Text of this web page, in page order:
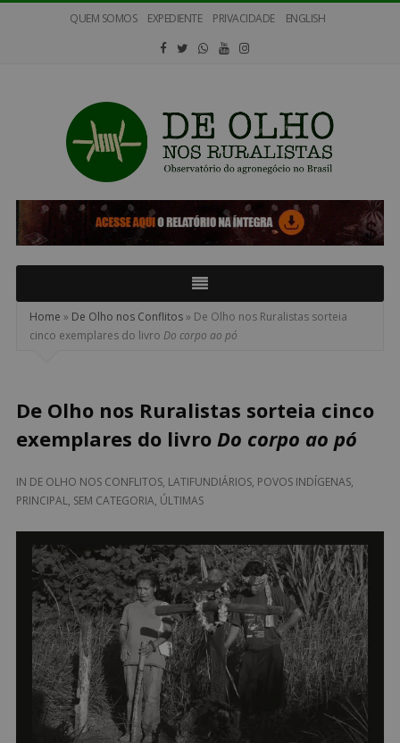
QUEM SOMOS EXPEDIENTE PRIVACIDADE ENGLISH
Olho
nos
Ruralistas
Home » De Olho nos Conflitos» De Olho nos Ruralistas sorteia
cinco exemplares do livro Do corpo ao pó
De Olho nos Ruralistas sorteia cinco
exemplares do livro Do corpo ao pó
IN DE OLHO NOS CONFLITOS, LATIFUNDIÁRIOS, POVOS INDÍGENAS,
PRINCIPAL, SEM CATEGORIA, ÚLTIMAS